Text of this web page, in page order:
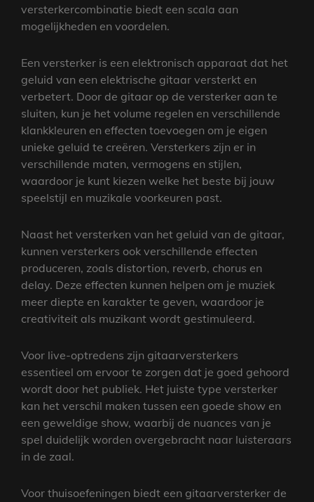
versterkercombinatie biedt een scala aan
mogelijkheden en voordelen.
Een versterker is een elektronisch apparaat dat het
geluid van een elektrische gitaar versterkt en
verbetert. Door de gitaar op de versterker aan te
sluiten, kun je het volume regelen en verschillende
klankkleuren en effecten toevoegen om je eigen
unieke geluid te creëren. Versterkers zijn er in
verschillende maten, vermogens en stijlen,
waardoor je kunt kiezen welke het beste bij jouw
speelstijl en muzikale voorkeuren past.
Naast het versterken van het geluid van de gitaar,
kunnen versterkers ook verschillende effecten
produceren, zoals distortion, reverb, chorus en
delay. Deze effecten kunnen helpen om je muziek
meer diepte en karakter te geven, waardoor je
creativiteit als muzikant wordt gestimuleerd.
Voor live-optredens zijn gitaarversterkers
essentieel om ervoor te zorgen dat je goed gehoord
wordt door het publiek. Het juiste type versterker
kan het verschil maken tussen een goede show en
een geweldige show, waarbij de nuances van je
spel duidelijk worden overgebracht naar luisteraars
in de zaal.
Voor thuisoefeningen biedt een gitaarversterker de